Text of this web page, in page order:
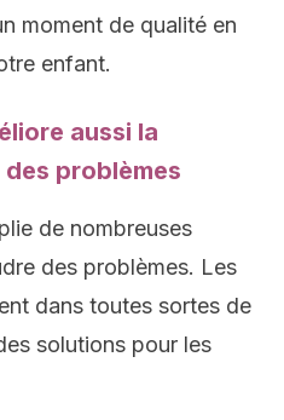
moment de qualité en
enfant.
aussi la
problèmes
de nombreuses
des problèmes. Les
dans toutes sortes de
solutions pour les